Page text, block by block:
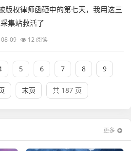
版权律师函砸中的第七天，我用这三
集站救活了
09 12 阅读
5 6 7 8 9
末页 共 187 页
更多